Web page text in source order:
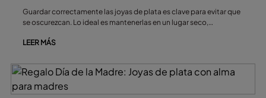
Guardar correctamente las joyas de plata es clave para evitar que
se oscurezcan. Lo ideal es mantenerlas en un lugar seco,
factores aceleran el ennegrecimiento del metal.
LEER MÁS